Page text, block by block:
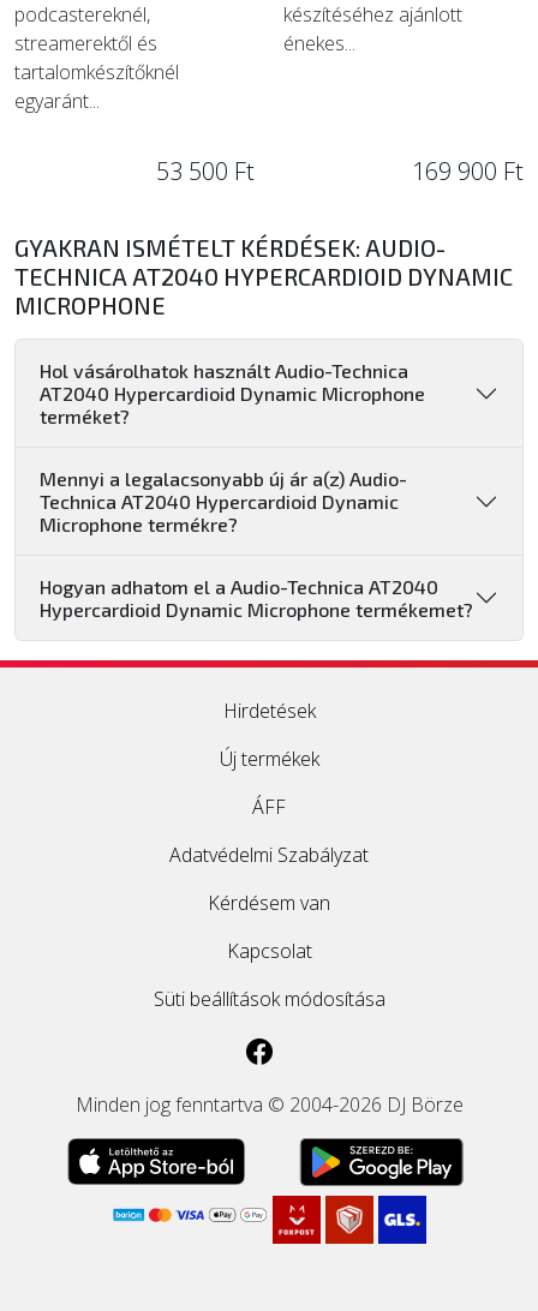
podcastereknél,
streamerektől és
tartalomkészítőknél
egyaránt...
53 500 Ft
készítéséhez ajánlott
énekes...
169 900 Ft
GYAKRAN ISMÉTELT KÉRDÉSEK: AUDIO-
TECHNICA AT2040 HYPERCARDIOID DYNAMIC
MICROPHONE
Hol vásárolhatok használt Audio-Technica
AT2040 Hypercardioid Dynamic Microphone
terméket?
Mennyi a legalacsonyabb új ár a(z) Audio-
Technica AT2040 Hypercardioid Dynamic
Microphone termékre?
Hogyan adhatom el a Audio-Technica AT2040
Hypercardioid Dynamic Microphone termékemet?
Hirdetések
Új termékek
ÁFF
Adatvédelmi Szabályzat
Kérdésem van
Kapcsolat
Süti beállítások módosítása
Minden jog fenntartva © 2004-2026 DJ Börze